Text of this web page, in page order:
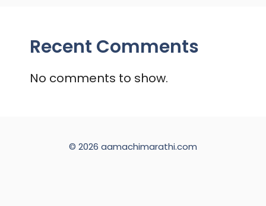
Recent Comments
No comments to show.
© 2026 aamachimarathi.com